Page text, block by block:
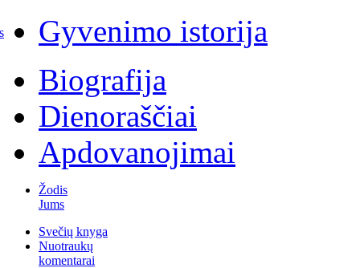
Gyvenimo istorija
Biografija
Dienoraščiai
Apdovanojimai
Žodis
Jums
Svečių knyga
Nuotraukų
komentarai